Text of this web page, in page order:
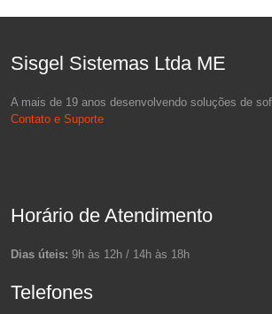
Sisgel Sistemas Ltda ME
A mais de 19 anos desenvolvendo soluções de
Contato e Suporte
Horário de Atendimento
Dias úteis:9h às 12h / 14h às 18h
Telefones